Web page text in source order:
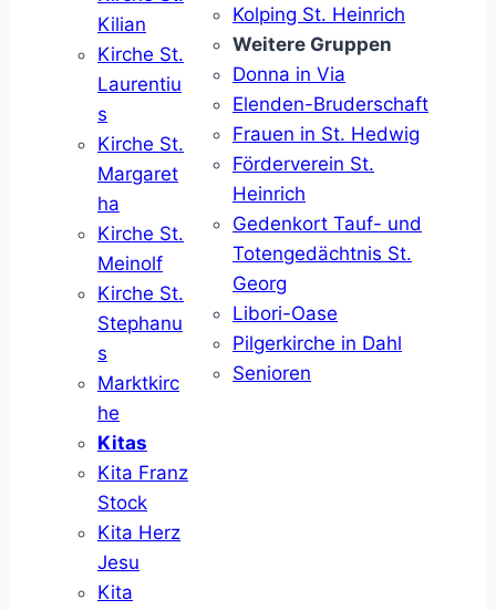
Kilian
Kirche St.
Laurentiu
s
Kirche St.
Margaret
ha
Kirche St.
Meinolf
Kirche St.
Stephanu
s
Marktkirc
he
Kitas
Kita Franz
Stock
Kita Herz
Jesu
Kita
Kolping St. Heinrich
Weitere Gruppen
Donna in Via
Elenden-Bruderschaft
Frauen in St. Hedwig
Förderverein St.
Heinrich
Gedenkort Tauf- und
Totengedächtnis St.
Georg
Libori-Oase
Pilgerkirche in Dahl
Senioren